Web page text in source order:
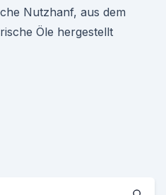
Nutzhanf, aus dem
Öle hergestellt